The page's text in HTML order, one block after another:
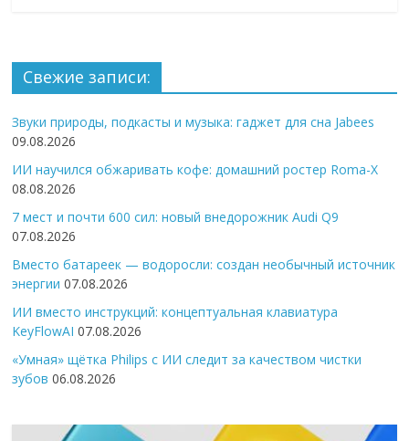
Свежие записи:
Звуки природы, подкасты и музыка: гаджет для сна Jabees
09.08.2026
ИИ научился обжаривать кофе: домашний ростер Roma-X
08.08.2026
7 мест и почти 600 сил: новый внедорожник Audi Q9
07.08.2026
Вместо батареек — водоросли: создан необычный источник
энергии 07.08.2026
ИИ вместо инструкций: концептуальная клавиатура
KeyFlowAI 07.08.2026
«Умная» щётка Philips с ИИ следит за качеством чистки
зубов 06.08.2026